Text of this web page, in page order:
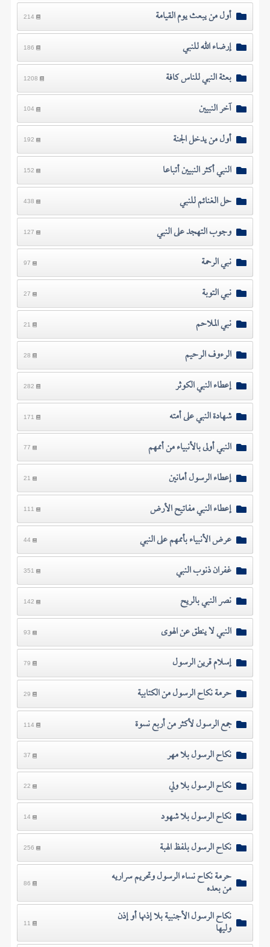
أول من يبعث يوم القيامة 214
إرضاء الله للنبي 186
بعثة النبي للناس كافة 1208
آخر النبيين 104
أول من يدخل الجنة 192
النبي أكثر النبيين أتباعا 152
حل الغنائم للنبي 438
وجوب التهجد على النبي 127
نبي الرحمة 97
نبي التوبة 27
نبي الملاحم 21
الرءوف الرحيم 28
إعطاء النبي الكوثر 282
شهادة النبي على أمته 171
النبي أولى بالأنبياء من أممهم 77
إعطاء الرسول أمانين 21
إعطاء النبي مفاتيح الأرض 111
عرض الأنبياء بأممهم على النبي 44
غفران ذنوب النبي 351
نصر النبي بالريح 142
النبي لا ينطق عن الهوى 93
إسلام قرين الرسول 79
حرمة نكاح الرسول من الكتابية 29
جمع الرسول لأكثر من أربع نسوة 114
نكاح الرسول بلا مهر 37
نكاح الرسول بلا ولي 22
نكاح الرسول بلا شهود 14
نكاح الرسول بلفظ الهبة 256
حرمة نكاح نساء الرسول وتحريم سراريه
من بعده 86
نكاح الرسول الأجنبية بلا إذنها أو إذن
وليها 11